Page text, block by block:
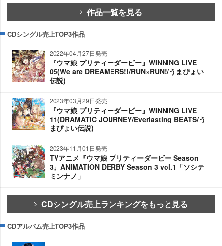
作品一覧を見る
CDシングル売上TOP3作品
2022年04月27日発売
『ウマ娘 プリティーダービー』WINNING LIVE
05(We are DREAMERS!!/RUN×RUN!/うまぴょい
伝説)
2023年03月29日発売
『ウマ娘 プリティーダービー』WINNING LIVE
11(DRAMATIC JOURNEY/Everlasting BEATS/う
まぴょい伝説)
2023年11月01日発売
TVアニメ『ウマ娘 プリティーダービー Season
3』ANIMATION DERBY Season 3 vol.1「ソシテ
ミンナノ」
CDシングル売上ランキングをもっと見る
CDアルバム売上TOP3作品